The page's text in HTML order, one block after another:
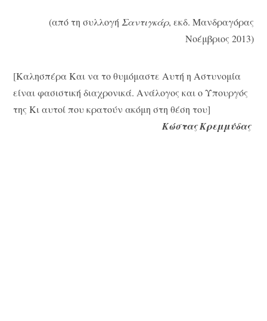
(από τη συλλογή Σαντιγκάρ, εκδ. Μανδραγόρας
Νοέμβριος 2013)
[Καλησπέρα Και να το θυμόμαστε Αυτή η Αστυνομία
είναι φασιστική διαχρονικά. Ανάλογος και ο Υπουργός
της Κι αυτοί που κρατούν ακόμη στη θέση του]
Κώστας Κρεμμύδας